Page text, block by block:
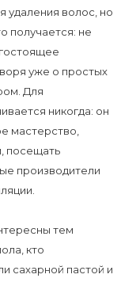
удаления волос, но
получается: не
уже о простых
Для
никогда: он
мастерство,
посещать
производители
тем
кто
сахарной пастой и